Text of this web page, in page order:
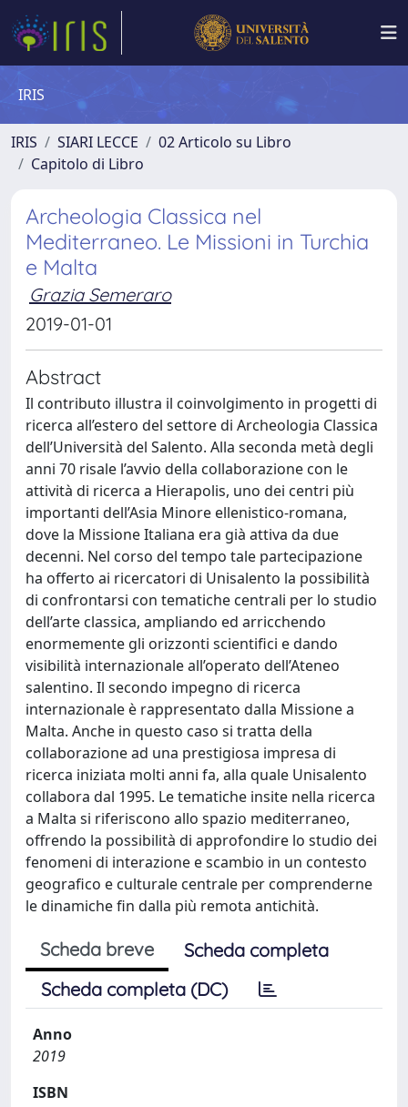
IRIS
IRIS SIARI LECCE
02 Articolo su Libro
Capitolo di Libro
Archeologia Classica nel
Mediterraneo. Le Missioni in Turchia
e Malta
Grazia Semeraro
2019-01-01
Abstract
Il contributo illustra il coinvolgimento in progetti di
ricerca all’estero del settore di Archeologia Classica
dell’Università del Salento. Alla seconda metà degli
anni 70 risale l’avvio della collaborazione con le
attività di ricerca a Hierapolis, uno dei centri più
importanti dell’Asia Minore ellenistico-romana,
dove la Missione Italiana era già attiva da due
decenni. Nel corso del tempo tale partecipazione
ha offerto ai ricercatori di Unisalento la possibilità
di confrontarsi con tematiche centrali per lo studio
dell’arte classica, ampliando ed arricchendo
enormemente gli orizzonti scientifici e dando
visibilità internazionale all’operato dell’Ateneo
salentino. Il secondo impegno di ricerca
internazionale è rappresentato dalla Missione a
Malta. Anche in questo caso si tratta della
collaborazione ad una prestigiosa impresa di
ricerca iniziata molti anni fa, alla quale Unisalento
collabora dal 1995. Le tematiche insite nella ricerca
a Malta si riferiscono allo spazio mediterraneo,
offrendo la possibilità di approfondire lo studio dei
fenomeni di interazione e scambio in un contesto
geografico e culturale centrale per comprenderne
le dinamiche fin dalla più remota antichità.
Scheda breve
Scheda completa
Scheda completa (DC)
Anno
2019
ISBN